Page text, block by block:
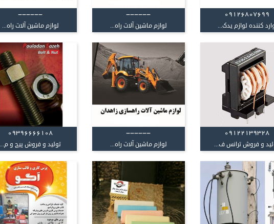
09126807699
کننده لوازم یدک...
------
لوازم ماشین آلات راه...
------
لوازم ماشین آلات راه...
09122139328
و فروش ترانس ف...
------
لوازم ماشین آلات راه...
09396666108
تولید و فروش پیچ و م...